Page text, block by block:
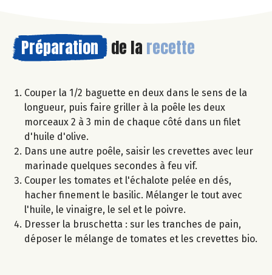
Préparation de la recette
Couper la 1/2 baguette en deux dans le sens de la
longueur, puis faire griller à la poêle les deux
morceaux 2 à 3 min de chaque côté dans un filet
d'huile d'olive.
Dans une autre poêle, saisir les crevettes avec leur
marinade quelques secondes à feu vif.
Couper les tomates et l'échalote pelée en dés,
hacher finement le basilic. Mélanger le tout avec
l'huile, le vinaigre, le sel et le poivre.
Dresser la bruschetta : sur les tranches de pain,
déposer le mélange de tomates et les crevettes bio.